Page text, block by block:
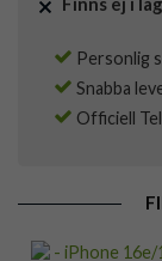
Personlig
Snabba
Officiell